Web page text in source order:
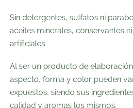
Sin detergentes, sulfatos ni
aceites minerales, conservantes
artificiales.
Al ser un producto de
aspecto, forma y color pueden
expuestos, siendo sus
calidad y aromas los mismos.